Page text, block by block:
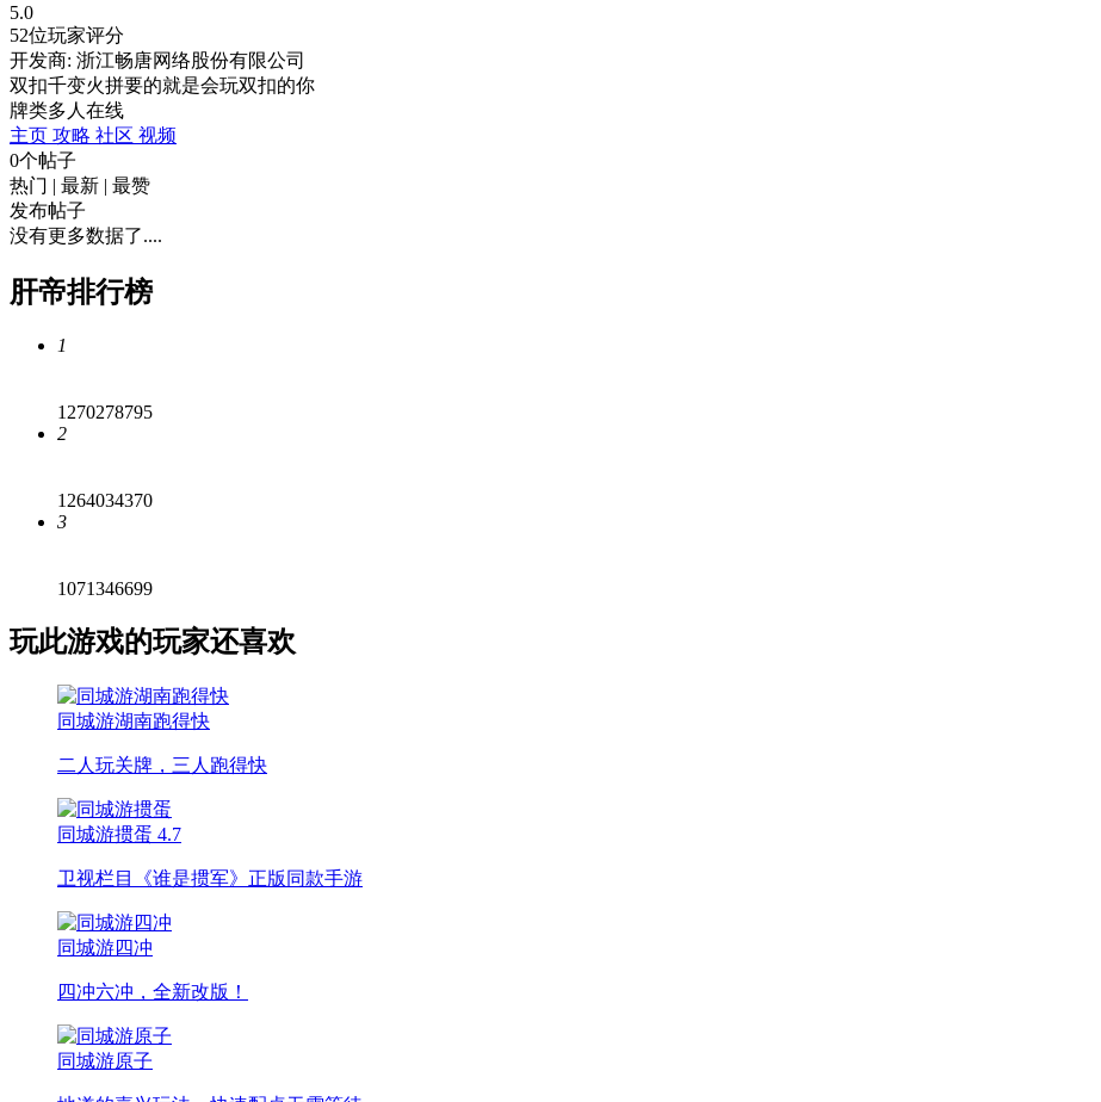
5.0
52位玩家评分
开发商: 浙江畅唐网络股份有限公司
双扣千变火拼要的就是会玩双扣的你
牌类多人在线
主页 攻略 社区 视频
0个帖子
热门 | 最新 | 最赞
发布帖子
没有更多数据了....
肝帝排行榜
1
1270278795
2
1264034370
3
1071346699
玩此游戏的玩家还喜欢
同城游湖南跑得快
二人玩关牌，三人跑得快
同城游掼蛋 4.7
卫视栏目《谁是掼军》正版同款手游
同城游四冲
四冲六冲，全新改版！
同城游原子